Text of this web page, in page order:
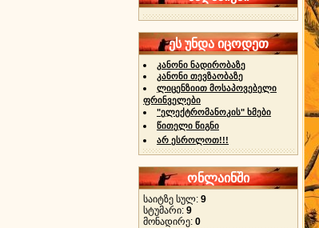
ეს უნდა იცოდეთ
კანონი ნადირობაზე
კანონი თევზაობაზე
ლიცენზიით მოსაპოვებელი
ფრინველები
"ელექტრომანოკის" ხმები
წითელი წიგნი
არ ესროლოთ!!!
ონლაინში
საიტზე სულ: 9
სტუმარი: 9
მონადირე: 0